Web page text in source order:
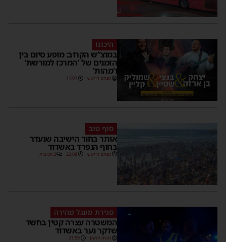
היכונו
במוצ”ש הקרוב: מופע סיום בין
הזמנים של 'המרכז למורשת'
ו'מהות'
מנחם דויטש 11:01
סוף טוב
אותר בחור הישיבה שנעדר
בחוף הנפרד באשדוד
מנחם דויטש 22:08 3 תגובות
סגירת מעגל מהירה
המשטרה עצרה קטין בחשד
שדקר נער באשדוד
משה קאהן 21:59